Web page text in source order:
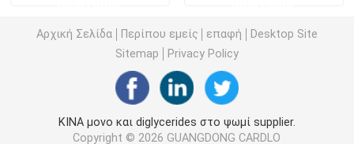
Μονο και diglycerides
Monostearate γλυκερίνης
Γαλακτωματοποιητής βελτιωτών κέικ
Αρχική Σελίδα Περίπου εμείς επαφή
Desktop Site
Sitemap
Privacy Policy
ΚΙΝΑ μονο και diglycerides στο ψωμί supplier.
Copyright © 2026 GUANGDONG CARDLO